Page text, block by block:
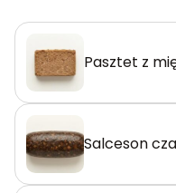
Pasztet z
Salceson